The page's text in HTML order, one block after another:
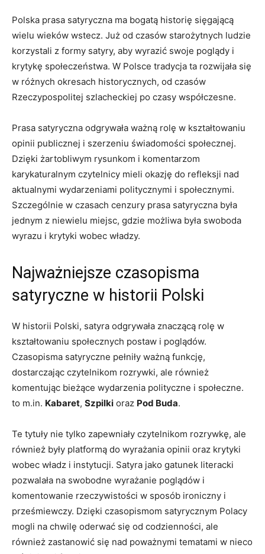
Polska prasa satyryczna ma bogatą historię sięgającą
wielu wieków wstecz. Już od czasów starożytnych ludzie
korzystali z formy satyry, aby wyrazić swoje ‌poglądy i
krytykę społeczeństwa. W Polsce tradycja ta rozwijała się
w różnych okresach historycznych, od czasów
Rzeczypospolitej szlacheckiej ⁤po czasy współczesne.
Prasa satyryczna odgrywała ważną rolę w kształtowaniu
opinii publicznej i szerzeniu świadomości społecznej.
Dzięki żartobliwym rysunkom i komentarzom
karykaturalnym ‍czytelnicy⁤ mieli okazję do refleksji nad
aktualnymi wydarzeniami politycznymi i społecznymi.
Szczególnie w czasach cenzury prasa satyryczna była
jednym z niewielu miejsc, gdzie możliwa była swoboda
wyrazu i ​krytyki wobec władzy.
Najważniejsze czasopisma
satyryczne w historii Polski
W historii Polski, ​satyra odgrywała znaczącą ⁢rolę w
kształtowaniu społecznych postaw i poglądów.
Czasopisma satyryczne pełniły ważną ‌funkcję,
dostarczając ⁣czytelnikom rozrywki, ale również
komentując bieżące wydarzenia polityczne i społeczne.
to m.in. Kabaret, Szpilki oraz Pod Buda.
Te tytuły nie tylko zapewniały czytelnikom rozrywkę, ale
⁢również były platformą do wyrażania opinii oraz krytyki
wobec władz‍ i instytucji. Satyra jako gatunek literacki
pozwalała na swobodne wyrażanie poglądów i
komentowanie rzeczywistości w sposób ironiczny i
prześmiewczy. Dzięki czasopismom‌ satyrycznym Polacy
⁢mogli na chwilę oderwać się od codzienności, ale
również zastanowić się‍ nad ‌poważnymi tematami w nieco